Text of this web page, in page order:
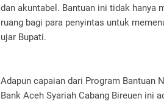
dan akuntabel. Bantuan ini tidak hanya
ruang bagi para penyintas untuk
ujar Bupati.
Adapun capaian dari Program Bantuan
Bank Aceh Syariah Cabang Bireuen ini